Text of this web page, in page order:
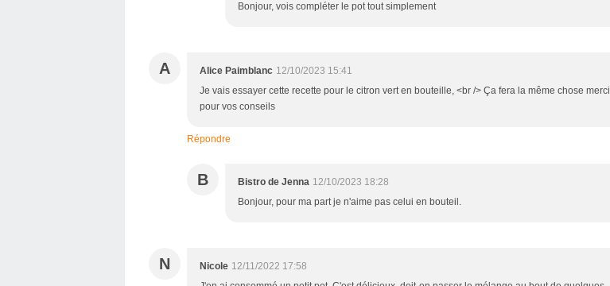
Bonjour, vois compléter le pot tout simplement
A Alice Paimblanc 12/10/2023 15:41
Je vais essayer cette recette pour le citron vert en bouteille, <br /> Ça fera la même chose merci
pour vos conseils
Répondre
B Bistro de Jenna 12/10/2023 18:28
Bonjour, pour ma part je n'aime pas celui en bouteil.
N Nicole 12/11/2022 17:58